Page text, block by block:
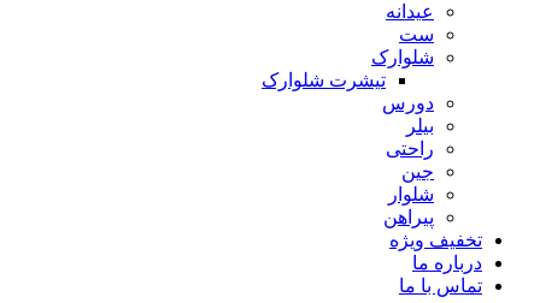
عیدانه
ست
شلوارک
تیشرت شلوارک
دورس
بیلر
راحتی
جین
شلوار
پیراهن
تخفیف ویژه
درباره ما
تماس با ما